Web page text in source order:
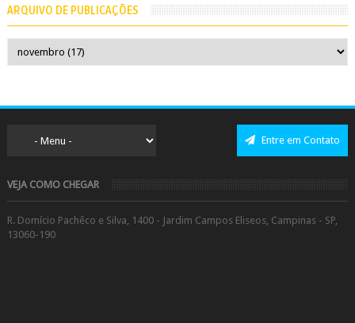
ARQUIVO DE PUBLICAÇÕES
Entre em Contato
VEJA COMO CHEGAR
R. Domício Pachêco e Silva, 1400 - Jardim Campos Eliseos, Campinas - SP,
13060-190